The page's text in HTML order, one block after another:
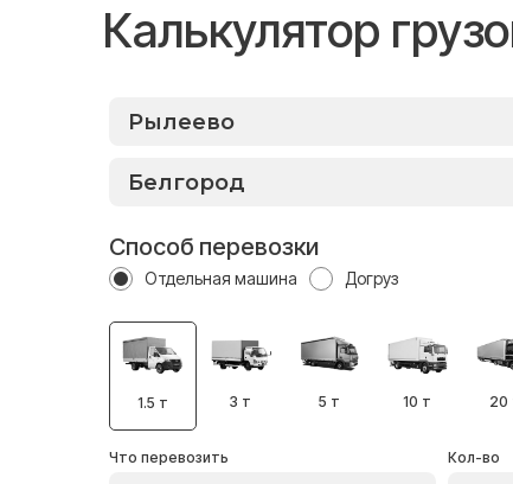
Калькулятор
Способ перевозки
Отдельная машина Догруз
1.5 т 3 т 5 т 10 т 20
Что перевозить Кол-во